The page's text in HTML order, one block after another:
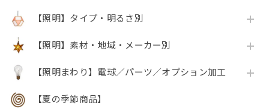
【照明】タイプ・明るさ別
【照明】素材・地域・メーカー別
【照明まわり】電球／パーツ／オプション加工
【夏の季節商品】